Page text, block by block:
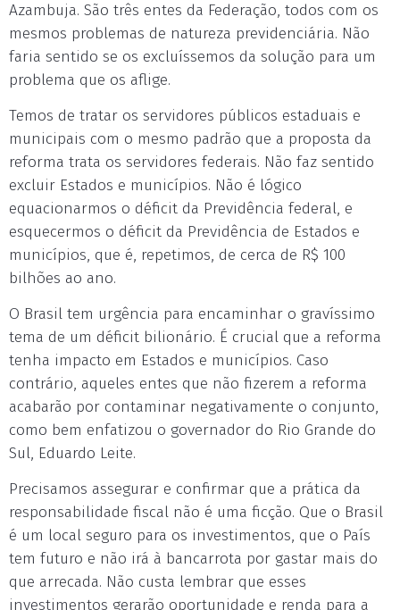
Azambuja. São três entes da Federação, todos com os
mesmos problemas de natureza previdenciária. Não
faria sentido se os excluíssemos da solução para um
problema que os aflige.
Temos de tratar os servidores públicos estaduais e
municipais com o mesmo padrão que a proposta da
reforma trata os servidores federais. Não faz sentido
excluir Estados e municípios. Não é lógico
equacionarmos o déficit da Previdência federal, e
esquecermos o déficit da Previdência de Estados e
municípios, que é, repetimos, de cerca de R$ 100
bilhões ao ano.
O Brasil tem urgência para encaminhar o gravíssimo
tema de um déficit bilionário. É crucial que a reforma
tenha impacto em Estados e municípios. Caso
contrário, aqueles entes que não fizerem a reforma
acabarão por contaminar negativamente o conjunto,
como bem enfatizou o governador do Rio Grande do
Sul, Eduardo Leite.
Precisamos assegurar e confirmar que a prática da
responsabilidade fiscal não é uma ficção. Que o Brasil
é um local seguro para os investimentos, que o País
tem futuro e não irá à bancarrota por gastar mais do
que arrecada. Não custa lembrar que esses
investimentos gerarão oportunidade e renda para a